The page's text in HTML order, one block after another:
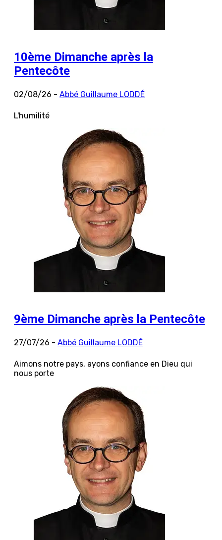
10ème Dimanche après la
Pentecôte
02/08/26 - Abbé Guillaume LODDÉ
L'humilité
9ème Dimanche après la Pentecôte
27/07/26 - Abbé Guillaume LODDÉ
Aimons notre pays, ayons confiance en Dieu qui
nous porte